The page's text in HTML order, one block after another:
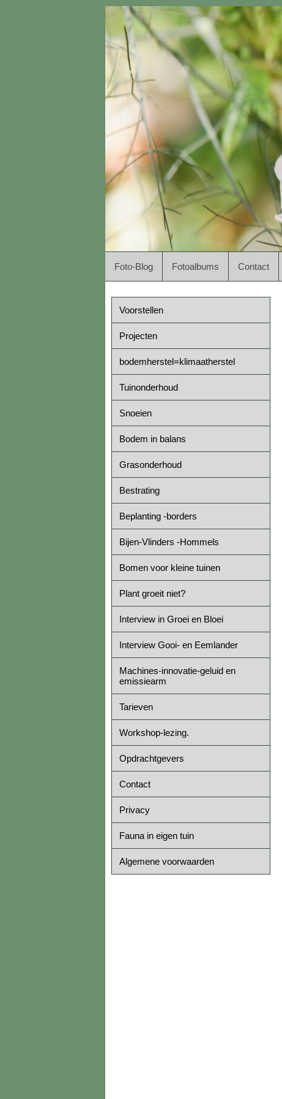
Foto-Blog Fotoalbums Contact
Voorstellen
Projecten
bodemherstel=klimaatherstel
Tuinonderhoud
Snoeien
Bodem in balans
Grasonderhoud
Bestrating
Beplanting -borders
Bijen-Vlinders -Hommels
Bomen voor kleine tuinen
Plant groeit niet?
Interview in Groei en Bloei
Interview Gooi- en Eemlander
Machines-innovatie-geluid en
emissiearm
Tarieven
Workshop-lezing.
Opdrachtgevers
Contact
Privacy
Fauna in eigen tuin
Algemene voorwaarden